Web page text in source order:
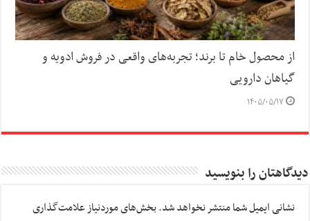
از محصول خام تا برند؛ تجربه‌های واقعی در فروش ادویه و
گیاهان دارویی
۱۴۰۵/۰۵/۱۷
دیدگاهتان را بنویسید
نشانی ایمیل شما منتشر نخواهد شد.بخش‌های موردنیاز علامت‌گذاری